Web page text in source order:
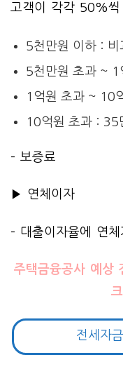
고객이 각각 50%씩
5천만원 이하 : 비
5천만원 초과 ~ 1
1억원 초과 ~ 10
10억원 초과 : 35
– 보증료
▶ 연체이자
– 대출이자율에 연
주택금융공사 예상
전세자